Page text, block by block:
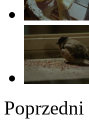
Poprzedni